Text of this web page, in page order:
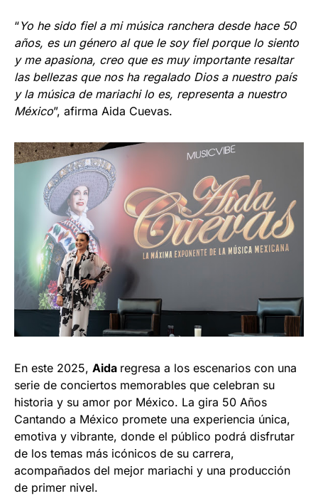
“Yo he sido fiel a mi música ranchera desde hace 50
años, es un género al que le soy fiel porque lo siento
y me apasiona, creo que es muy importante resaltar
las bellezas que nos ha regalado Dios a nuestro país
y la música de mariachi lo es, representa a nuestro
México”, afirma Aida Cuevas.
En este 2025, Aida regresa a los escenarios con una
serie de conciertos memorables que celebran su
historia y su amor por México. La gira 50 Años
Cantando a México promete una experiencia única,
emotiva y vibrante, donde el público podrá disfrutar
de los temas más icónicos de su carrera,
acompañados del mejor mariachi y una producción
de primer nivel.